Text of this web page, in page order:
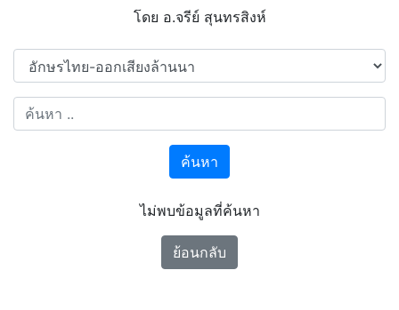
โดย อ.จรีย์​ สุนทรสิงห์
ค้นหา
ไม่พบข้อมูลที่ค้นหา
ย้อนกลับ